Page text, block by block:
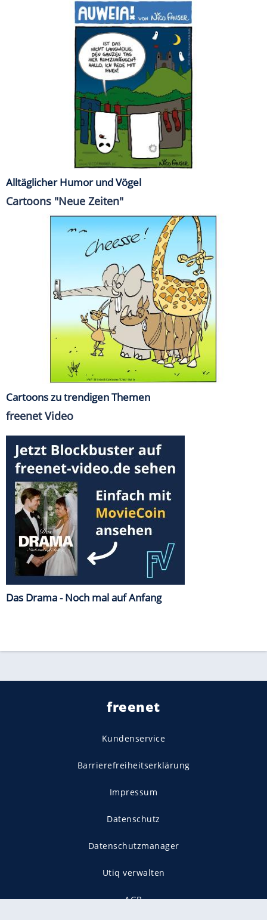
Alltäglicher Humor und Vögel
Cartoons "Neue Zeiten"
Cartoons zu trendigen Themen
freenet Video
Das Drama - Noch mal auf Anfang
freenet
Kundenservice
Barrierefreiheitserklärung
Impressum
Datenschutz
Datenschutzmanager
Utiq verwalten
AGB